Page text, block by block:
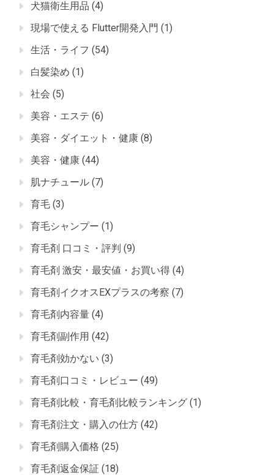
犬猫衛生用品 (4)
現場で使える Flutter開発入門 (1)
生活・ライフ (54)
白髪染め (1)
社会 (5)
美容・エステ (6)
美容・ダイエット・健康 (8)
美容・健康 (44)
肌ナチュール (7)
育毛 (3)
育毛シャンプー (1)
育毛剤 口コミ・評判 (9)
育毛剤 激安・最安値・お買い得 (4)
育毛剤イクオスEXプラスの考察 (7)
育毛剤内容量 (4)
育毛剤副作用 (42)
育毛剤効かない (3)
育毛剤口コミ・レビュー (49)
育毛剤比較・育毛剤比較ランキング (1)
育毛剤注文・購入の仕方 (42)
育毛剤購入価格 (25)
育毛剤返金保証 (18)